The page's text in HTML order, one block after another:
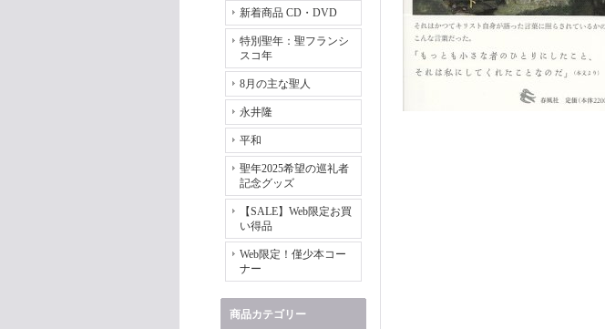
新着商品 CD・DVD
特別聖年：聖フランシ
スコ年
8月の主な聖人
永井隆
平和
聖年2025希望の巡礼者
記念グッズ
【SALE】Web限定お買
い得品
Web限定！僅少本コー
ナー
商品カテゴリー